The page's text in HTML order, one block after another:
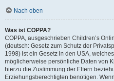
Nach oben
Was ist COPPA?
COPPA, ausgeschrieben Children’s
(deutsch: Gesetz zum Schutz der
1998) ist ein Gesetz in den USA,
möglicherweise persönliche Daten von
hierzu die Zustimmung der Eltern
Erziehungsberechtigten benötigen.